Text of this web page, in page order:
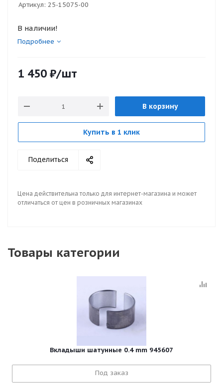
Артикул: 25-15075-00
В наличии!
Подробнее
1 450 ₽/шт
В корзину
Купить в 1 клик
Поделиться
Цена действительна только для интернет-магазина и может
отличаться от цен в розничных магазинах
Товары категории
Вкладыши шатунные 0.4 mm 945607
Под заказ